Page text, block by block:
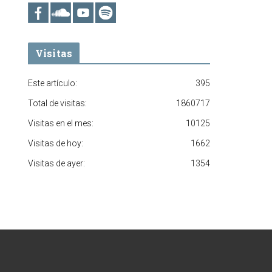
Visitas
395
Este artículo:
1860717
Total de visitas:
10125
Visitas en el mes:
1662
Visitas de hoy:
1354
Visitas de ayer: